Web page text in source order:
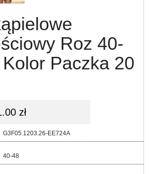
Roz 40-
Paczka 20
zł
G3F05.1203.26-EE724A
40-48